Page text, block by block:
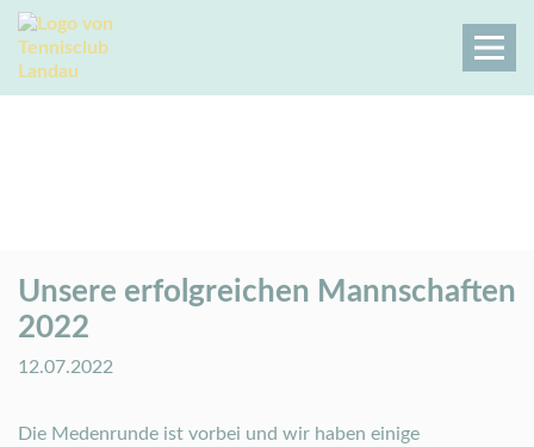
Unsere erfolgreichen Mannschaften
2022
12.07.2022
Die Medenrunde ist vorbei und wir haben einige